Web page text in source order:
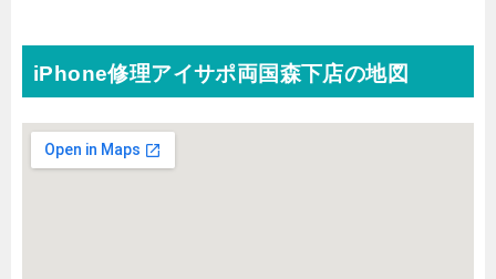
iPhone修理アイサポ両国森下店の地図